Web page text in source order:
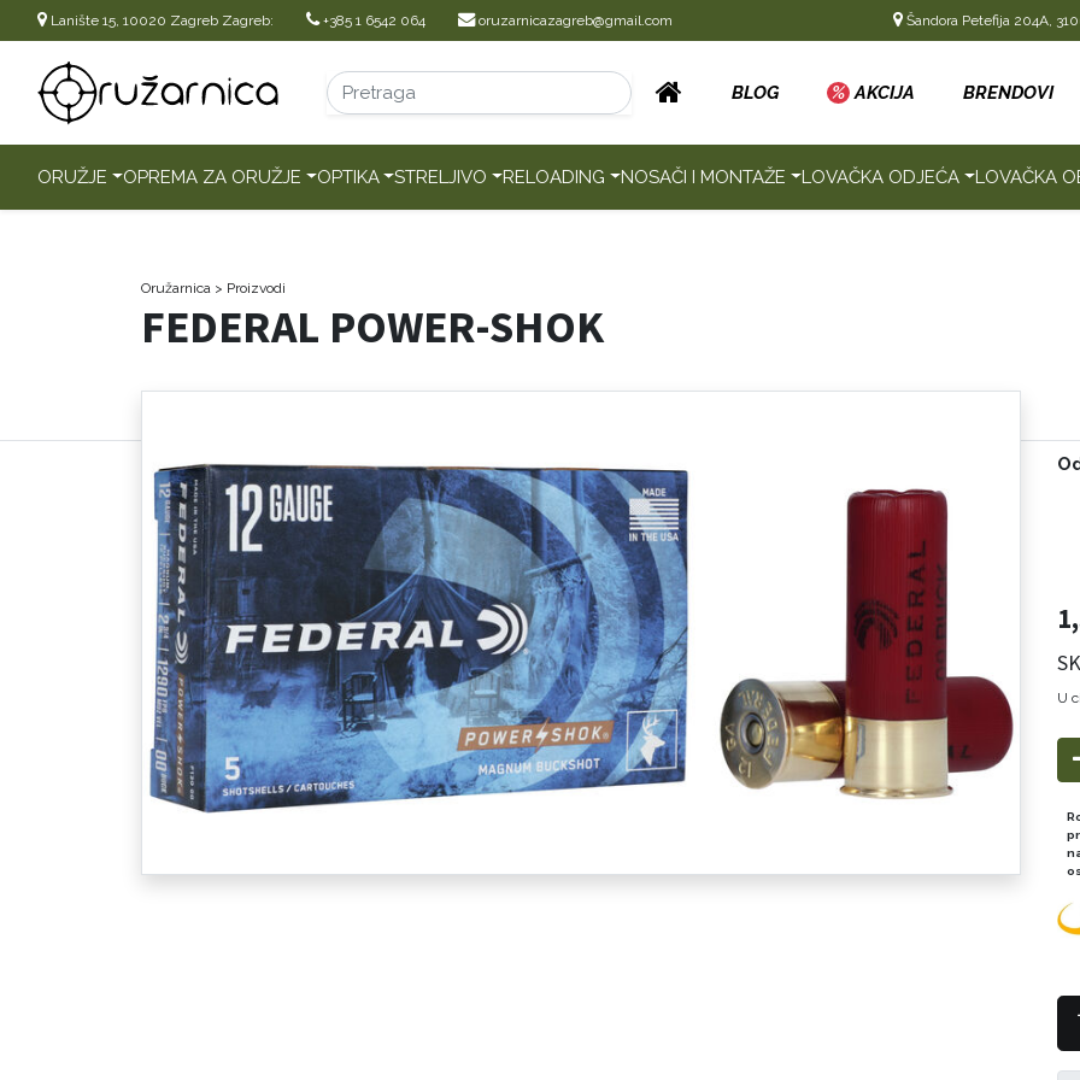
Lanište 15, 10020 Zagreb Zagreb: +385 1 6542 064 oruzarnicazagreb@gmail.com Šandora Petefija 204A,
BLOG % AKCIJA BRENDOVI
ORUŽJE OPREMA ZA ORUŽJE OPTIKA STRELJIVO RELOADING NOSAČI I MONTAŽE LOVAČKA ODJEĆA LOVAČKA
Oružarnica > Proizvodi
FEDERAL POWER-SHOK
U